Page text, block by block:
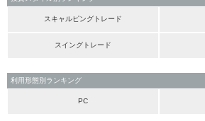
スキャルピングトレード
スイングトレード
利用形態別ランキング
PC